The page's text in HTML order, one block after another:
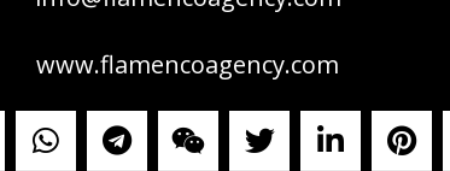
www.flamencoagency.com